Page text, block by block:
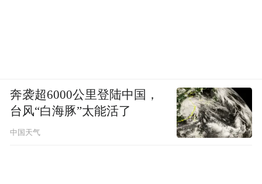
奔袭超6000公里登陆中国，
台风“白海豚”太能活了
中国天气